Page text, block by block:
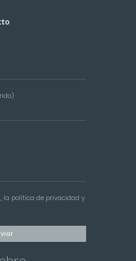
, la política de privacidad y